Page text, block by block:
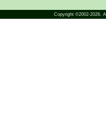
Copyright ©2002-2026,